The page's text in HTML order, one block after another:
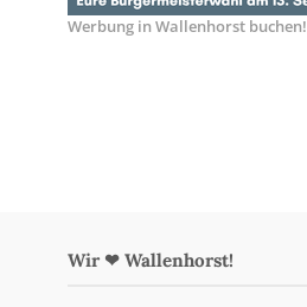
Werbung in Wallenhorst buchen!
Wir ❤ Wallenhorst!